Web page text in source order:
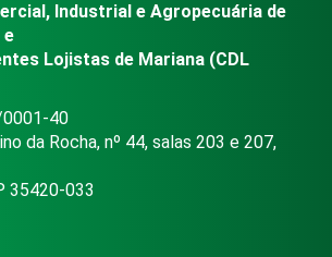
Industrial e Agropecuária de
e
Lojistas de Mariana (CDL
0001-40
da Rocha, nº 44, salas 203 e 207,
35420-033